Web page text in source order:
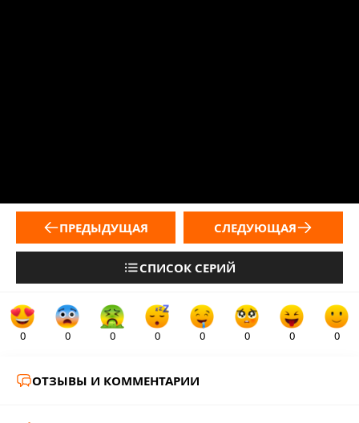
ПРЕДЫДУЩАЯ
СПИСОК СЕРИЙ
СЛЕДУЮЩАЯ
0 0 0 0 0 0 0 0
ОТЗЫВЫ И КОММЕНТАРИИ